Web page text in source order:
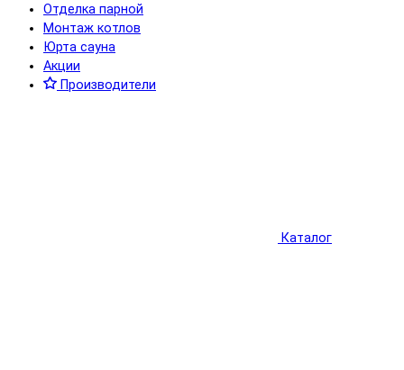
Отделка парной
Монтаж котлов
Юрта сауна
Акции
Производители
Каталог